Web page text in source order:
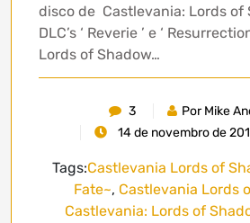
disco de Castlevania: Lords of
DLC’s ‘ Reverie ’ e ‘
Lords of Shadow…
3
Por Mike
14 de novembro de
Tags:Castlevania Lords of
Fate~, Castlevania Lords
Castlevania: Lords of